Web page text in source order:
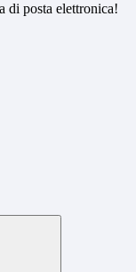
di posta elettronica!